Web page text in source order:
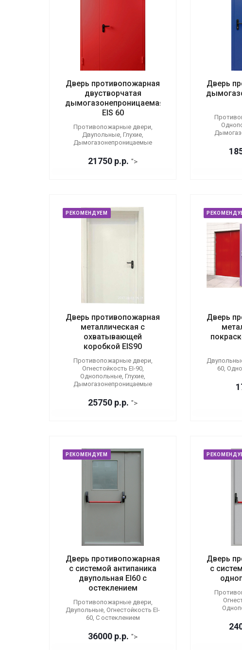
Дверь противопожарная
двустворчатая
дымогазонепроницаемая
EIS 60
Противопожарные двери,
Двупольные, Глухие,
Дымогазонепроницаемые
21750 р.р. ">
Дверь
РЕКОМЕНДУЕМ
Дверь противопожарная
металлическая с
охватывающей
коробкой EIS90
Противопожарные двери,
Огнестойкость EI-90,
Однопольные, Глухие,
Дымогазонепроницаемые
25750 р.р. ">
Дверь
60,
РЕКОМЕНДУЕМ
Дверь противопожарная
с системой антипаника
двупольная EI60 с
остеклением
Противопожарные двери,
Двупольные, Огнестойкость EI-
60, С остеклением
36000 р.р. ">
Дверь
с